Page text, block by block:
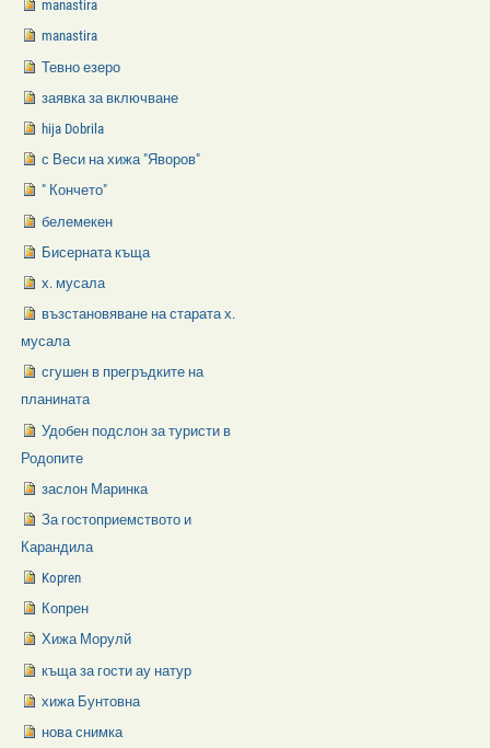
manastira
manastira
Тевно езеро
заявка за включване
hija Dobrila
с Веси на хижа "Яворов"
" Кончето"
белемекен
Бисерната къща
х. мусала
възстановяване на старата х.
мусала
сгушен в прегръдките на
планината
Удобен подслон за туристи в
Родопите
заслон Маринка
За гостоприемството и
Карандила
Kopren
Копрен
Хижа Морулй
къща за гости ау натур
хижа Бунтовна
нова снимка